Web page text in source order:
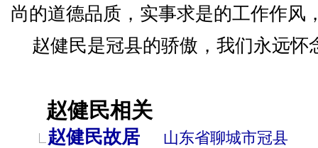
尚的道德品质，实事求是的工作作风
赵健民是冠县的骄傲，我们永远怀
赵健民相关
赵健民故居 山东省聊城市冠县